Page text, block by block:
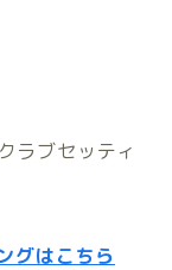
ラブセッティ
グはこちら